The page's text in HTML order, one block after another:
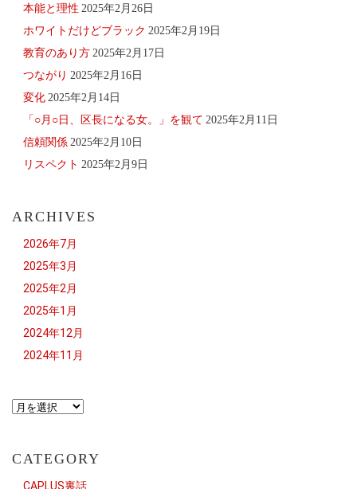
本能と理性 2025年2月26日
ホワイトだけどブラック 2025年2月19日
教育のあり方 2025年2月17日
つながり 2025年2月16日
変化 2025年2月14日
「○月○日、区長になる女。」を観て 2025年2月11日
信頼関係 2025年2月10日
リスペクト 2025年2月9日
ARCHIVES
2026年7月
2025年3月
2025年2月
2025年1月
2024年12月
2024年11月
CATEGORY
CAPLUS裏話